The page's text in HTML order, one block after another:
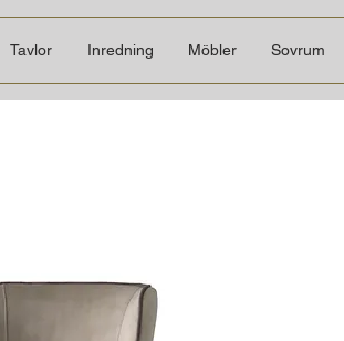
Tavlor Inredning Möbler Sovrum